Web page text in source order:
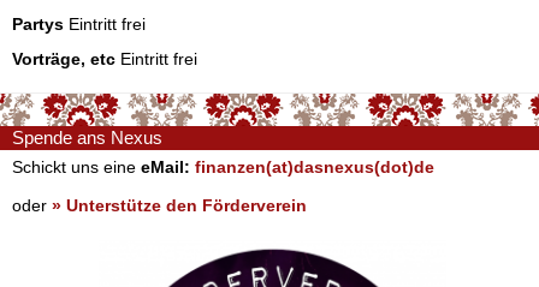
Partys Eintritt frei
Vorträge, etc Eintritt frei
Spende ans Nexus
Schickt uns eine eMail: finanzen(at)dasnexus(dot)de
oder » Unterstütze den Förderverein